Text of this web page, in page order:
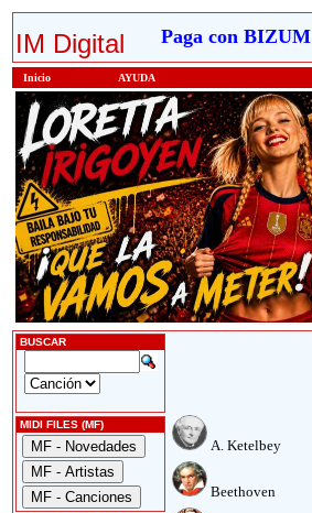
IM Digital Paga con BIZUM
Inicio AYUDA
BUSCAR
MIDI FILES (MF)
A. Ketelbey
Beethoven